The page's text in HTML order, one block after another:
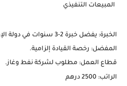
المبيعات التنفيذي
الخبرة: يفضل خبرة 2-3 سنوات في دولة الإمارات العربية المتحدة
المفضل: رخصة القيادة إلزامية.
قطاع العمل: مطلوب لشركة نفط وغاز.
الراتب: 2500 درهم